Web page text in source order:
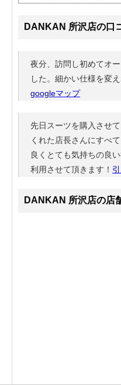
DANKAN 所沢店の口
夜分、訪問し初めてオ
した。細かい仕様を変
googleマップ
先日スーツを購入させ
くれた店長さんにすべ
良くとても気持ちの良
利用させて頂きます！
DANKAN 所沢店の店